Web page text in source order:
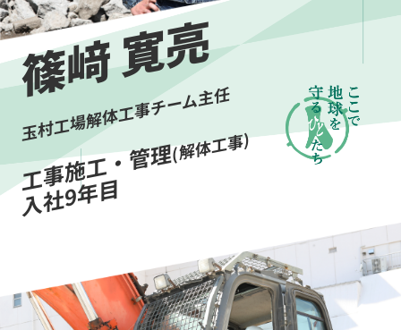
場内業務
反町 弘希
工事・施工管理
篠﨑 寛亮
動画で知る
採用メッセージ
募集要項
篠﨑 寛亮
玉村工場解体工事チーム主任
工事施工・管理(解体工事)
入社9年目